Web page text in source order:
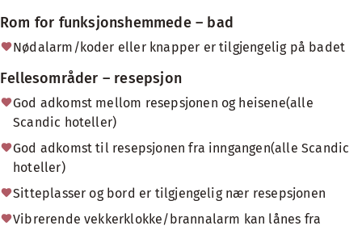
Rom for funksjonshemmede – bad
Nødalarm/koder eller knapper er tilgjengelig på badet
Fellesområder – resepsjon
God adkomst mellom resepsjonen og heisene(alle
Scandic hoteller)
God adkomst til resepsjonen fra inngangen(alle Scandic
hoteller)
Sitteplasser og bord er tilgjengelig nær resepsjonen
Vibrerende vekkerklokke/brannalarm kan lånes fra